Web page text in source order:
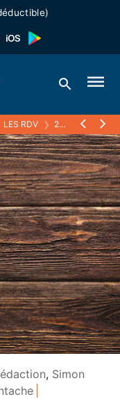
LES RDV ❯ 25 NOVEMBRE 2021
, Simon